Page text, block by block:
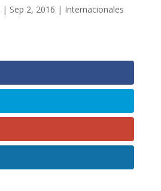
| Sep 2, 2016 | Internacionales